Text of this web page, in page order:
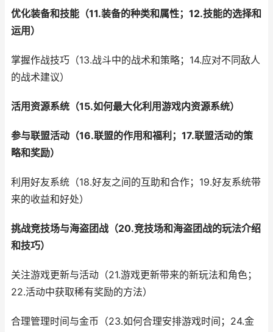
优化装备和技能（11.装备的种类和属性；12.技能的选择和
运用）
掌握作战技巧（13.战斗中的战术和策略；14.应对不同敌人
的战术建议）
活用资源系统（15.如何最大化利用游戏内资源系统）
参与联盟活动（16.联盟的作用和福利；17.联盟活动的策
略和奖励）
利用好友系统（18.好友之间的互助和合作；19.好友系统带
来的收益和好处）
挑战竞技场与海盗团战（20.竞技场和海盗团战的玩法介绍
和技巧）
关注游戏更新与活动（21.游戏更新带来的新玩法和角色；
22.活动中获取稀有奖励的方法）
合理管理时间与金币（23.如何合理安排游戏时间；24.金